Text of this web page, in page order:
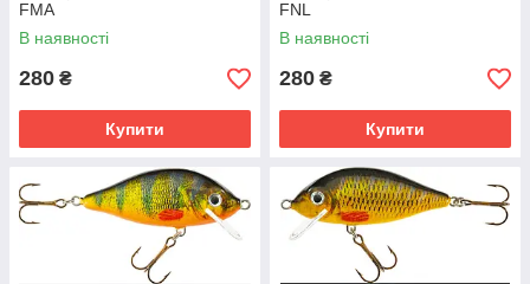
FMA
В наявності
280 ₴
Купити
FNL
В наявності
280 ₴
Купити